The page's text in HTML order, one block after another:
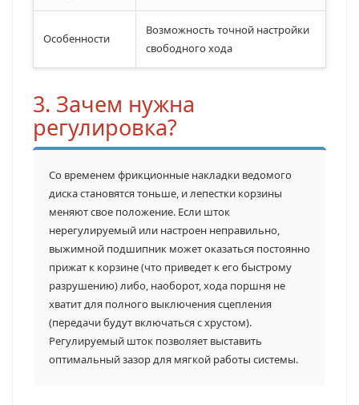
Особенности
Возможность точной настройки
свободного хода
3. Зачем нужна
регулировка?
Со временем фрикционные накладки ведомого
диска становятся тоньше, и лепестки корзины
меняют свое положение. Если шток
нерегулируемый или настроен неправильно,
выжимной подшипник может оказаться постоянно
прижат к корзине (что приведет к его быстрому
разрушению) либо, наоборот, хода поршня не
хватит для полного выключения сцепления
(передачи будут включаться с хрустом).
Регулируемый шток позволяет выставить
оптимальный зазор для мягкой работы системы.